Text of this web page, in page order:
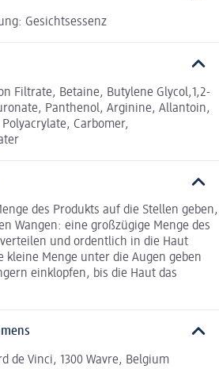
Gesichtsessenz
Filtrate, Betaine, Butylene Glycol,1,2-
Panthenol, Arginine, Allantoin,
Carbomer,
des Produkts auf die Stellen geben,
Wangen: eine großzügige Menge des
und ordentlich in die Haut
kleine Menge unter die Augen geben
einklopfen, bis die Haut das
de Vinci, 1300 Wavre, Belgium